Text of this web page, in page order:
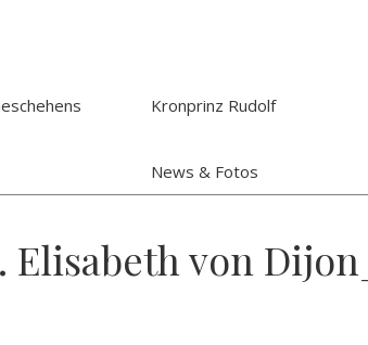
Kronprinz Rudolf
News & Fotos
Elisabeth von